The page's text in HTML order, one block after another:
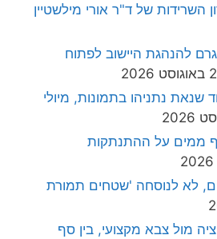
השרידות של ד"ר אורי מילשטיין
להנהגת היישוב לפתוח
2 באוגוסט 2026
שנאת נתניהו בתמונות, מיולי
ממים על ההתנתקות
לא לנוסחה 'שטחים תמורת
מול צבא מקצועי, בין סף